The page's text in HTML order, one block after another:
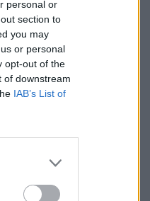
personal or
section to
you may
or personal
opt-out of the
of downstream
IAB’s List of
näin aukeaa live stream
28.05.2026 15:09